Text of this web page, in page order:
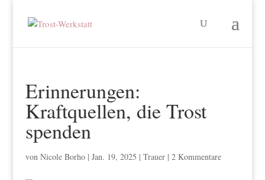
Erinnerungen:
Kraftquellen, die Trost
spenden
von Nicole Borho| Jan. 19, 2025 | Trauer| 2 Kommentare